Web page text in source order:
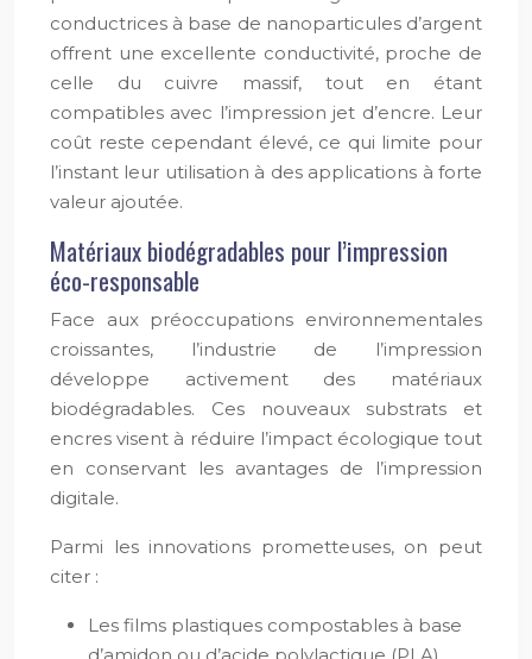
conductrices à base de nanoparticules d’argent
offrent une excellente conductivité, proche de
celle du cuivre massif, tout en étant
compatibles avec l’impression jet d’encre. Leur
coût reste cependant élevé, ce qui limite pour
l’instant leur utilisation à des applications à forte
valeur ajoutée.
Matériaux biodégradables pour l’impression
éco-responsable
Face aux préoccupations environnementales
croissantes, l’industrie de l’impression
développe activement des matériaux
biodégradables. Ces nouveaux substrats et
encres visent à réduire l’impact écologique tout
en conservant les avantages de l’impression
digitale.
Parmi les innovations prometteuses, on peut
citer :
Les films plastiques compostables à base